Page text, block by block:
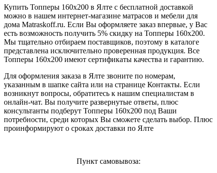
Купить Топперы 160х200 в Ялте с бесплатной доставкой
можно в нашем интернет-магазине матрасов и мебели для
дома Matraskoff.ru. Если Вы оформляете заказ впервые, у Вас
есть возможность получить 5% скидку на Топперы 160х200.
Мы тщательно отбираем поставщиков, поэтому в каталоге
представлена исключительно проверенная продукция. Все
Топперы 160х200 имеют сертификаты качества и гарантию.
Для оформления заказа в Ялте звоните по номерам,
указанным в шапке сайта или на странице Контакты. Если
возникнут вопросы, обратитесь к нашим специалистам в
онлайн-чат. Вы получите развернутые ответы, плюс
консультанты подберут Топперы 160х200 под Ваши
потребности, среди которых Вы сможете сделать выбор. Плюс
проинформируют о сроках доставки по Ялте
Пункт самовывоза: